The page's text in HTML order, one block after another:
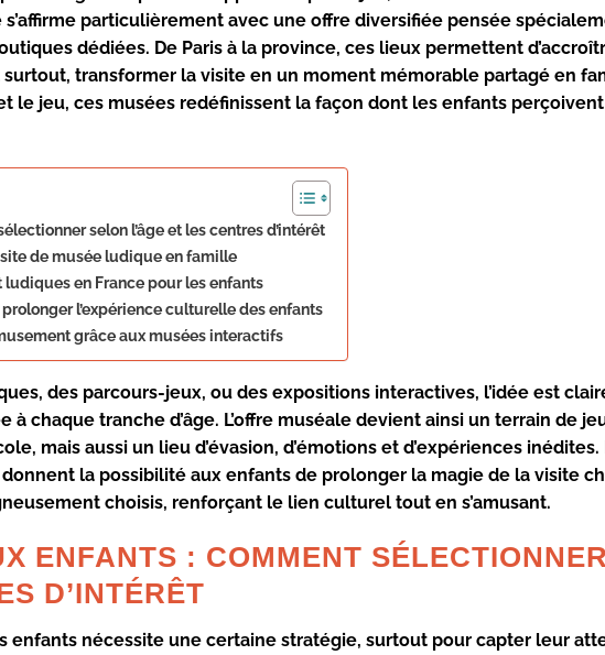
particulièrement avec une offre diversifiée pensée
dédiées. De Paris à la province, ces lieux permettent
transformer la visite en un moment mémorable partagé en
le jeu, ces musées redéfinissent la façon dont les enfants
selon l’âge et les centres d’intérêt
de musée ludique en famille
en France pour les enfants
l’expérience culturelle des enfants
grâce aux musées interactifs
des parcours-jeux, ou des expositions interactives, l’idée est
chaque tranche d’âge. L’offre muséale devient ainsi un terrain de
mais aussi un lieu d’évasion, d’émotions et d’expériences
la possibilité aux enfants de prolonger la magie de la visite
choisis, renforçant le lien culturel tout en s’amusant.
ENFANTS : COMMENT
D’INTÉRÊT
enfants nécessite une certaine stratégie, surtout pour capter leur